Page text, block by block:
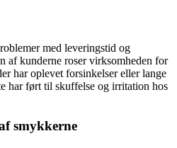
med leveringstid og
af kunderne roser virksomheden for
har oplevet forsinkelser eller lange
har ført til skuffelse og irritation hos
smykkerne